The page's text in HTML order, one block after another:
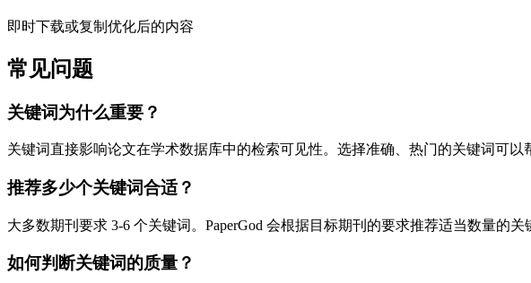
即时下载或复制优化后的内容
常见问题
关键词为什么重要？
关键词直接影响论文在学术数据库中的检索可见性。选择准确、热门的关键词可以
推荐多少个关键词合适？
大多数期刊要求 3-6 个关键词。PaperGod 会根据目标期刊的要求推荐适当数量的关
如何判断关键词的质量？